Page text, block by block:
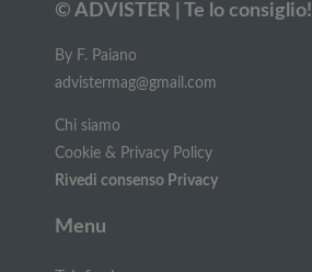
© ADVISTER | Te lo consiglio!
By F. Paiano
advistermag@gmail.com
Chi siamo
Cookie & Privacy Policy
Rivedi consenso Privacy
Menu